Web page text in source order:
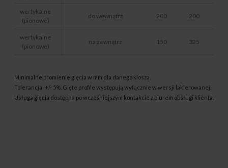
wertykalne
(pionowe)
do wewnątrz 200 200
wertykalne
(pionowe)
na zewnątrz 150 325
Minimalne promienie gięcia w mm dla danego klosza.
Tolerancja: +/- 5%. Gięte profile występują wyłącznie w wersji lakierowanej.
Usługa gięcia dostępna po wcześniejszym kontakcie z biurem obsługi klienta.